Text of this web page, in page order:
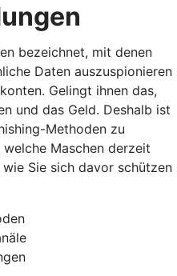
bezeichnet, mit denen
Daten auszuspionieren
Gelingt ihnen das,
und das Geld. Deshalb ist
Methoden zu
Maschen derzeit
Sie sich davor schützen